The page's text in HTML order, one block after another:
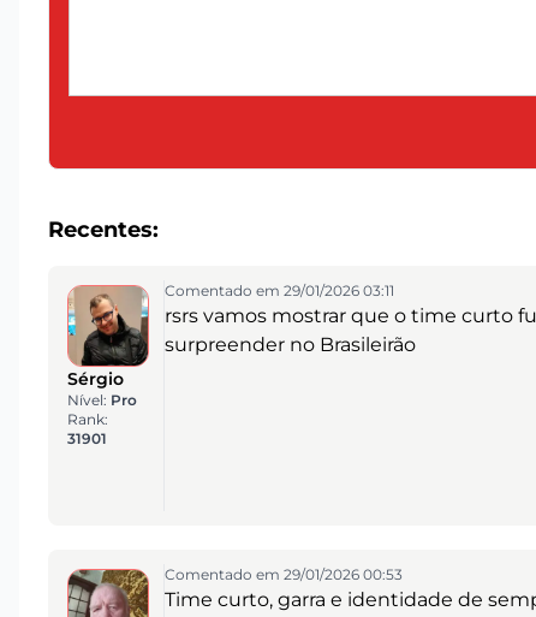
Recentes:
Sérgio
Nível: Pro
Rank:
31901
Comentado em 29/01/2026 03:11
rsrs vamos mostrar que o time curto
surpreender no Brasileirão
Comentado em 29/01/2026 00:53
Time curto, garra e identidade de